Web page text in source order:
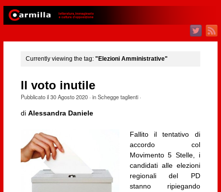
Currently viewing the tag: "Elezioni Amministrative"
Il voto inutile
Pubblicato il30 Agosto 2020· inSchegge taglienti·
di Alessandra Daniele
Fallito il tentativo di
accordo col
Movimento 5 Stelle, i
candidati alle elezioni
regionali del PD
stanno ripiegando